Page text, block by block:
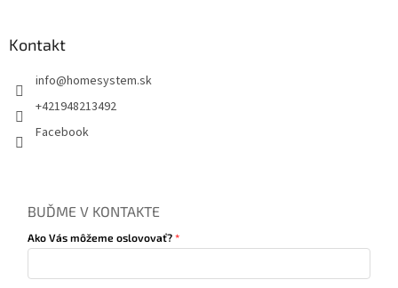
Kontakt
info@homesystem.sk
+421948213492
Facebook
BUĎME V KONTAKTE
Ako Vás môžeme oslovovať?